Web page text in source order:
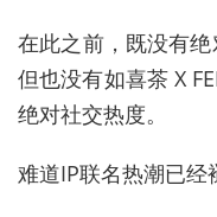
在此之前，既没有
但也没有如喜茶 X
绝对社交热度。
难道IP联名热潮已经